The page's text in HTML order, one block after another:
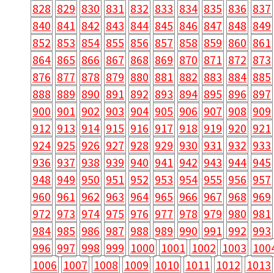
828 829 830 831 832 833 834 835 836 837
840 841 842 843 844 845 846 847 848 849
852 853 854 855 856 857 858 859 860 861
864 865 866 867 868 869 870 871 872 873
876 877 878 879 880 881 882 883 884 885
888 889 890 891 892 893 894 895 896 897
900 901 902 903 904 905 906 907 908 909
912 913 914 915 916 917 918 919 920 921
924 925 926 927 928 929 930 931 932 933
936 937 938 939 940 941 942 943 944 945
948 949 950 951 952 953 954 955 956 957
960 961 962 963 964 965 966 967 968 969
972 973 974 975 976 977 978 979 980 981
984 985 986 987 988 989 990 991 992 993
996 997 998 999 1000 1001 1002 1003
1006 1007 1008 1009 1010 1011 1012 1013